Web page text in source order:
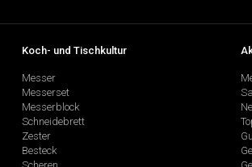
Koch- und Tischkultur
Messer
Messerset
Messerblock
Schneidebrett
Zester
Besteck